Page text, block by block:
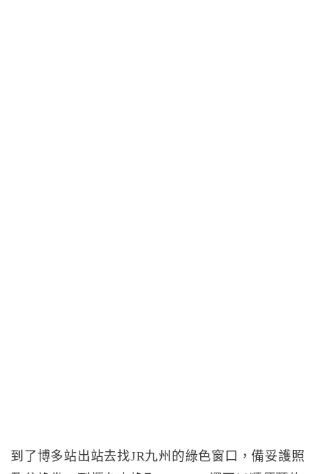
到了博多站出站去找JR九州的綠色窗口，備妥護照